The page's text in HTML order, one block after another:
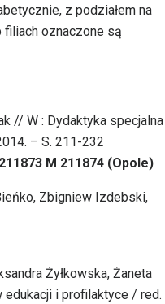
z podziałem na
filiach oznaczone są
// W : Dydaktyka specjalna
– S. 211-232
M 211874 (Opole)
Zbigniew Izdebski,
Żyłkowska, Żaneta
edukacji i profilaktyce / red.